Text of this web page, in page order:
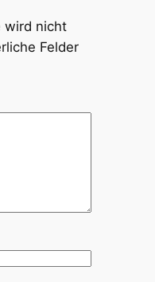
wird nicht
Felder